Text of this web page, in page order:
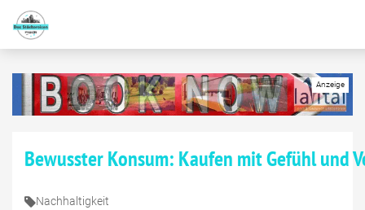
Bewusster Konsum: Kaufen mit Gefühl und
Nachhaltigkeit